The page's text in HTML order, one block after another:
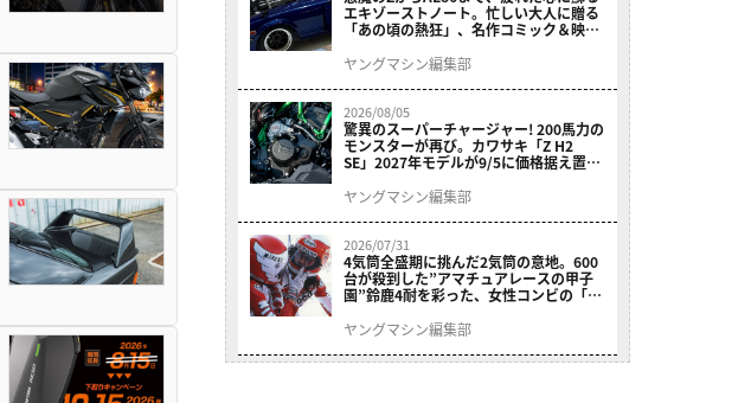
エキゾーストノート。忙しい大人に贈る
「あの頃の熱狂」、名作コミック＆映画
結！
ヤングマシン編集部
2026/08/05
驚異のスーパーチャージャー! 200馬力の
モンスターが再び。カワサキ「Z H2
SE」2027年モデルが9/5に価格据え置き
ヤングマシン編集部
2026/07/31
4気筒全盛期に挑んだ2気筒の意地。600
台が殺到した”アマチュアレースの甲子
園”鈴鹿4耐を彩った、女性コンビの「ス
ヤングマシン編集部